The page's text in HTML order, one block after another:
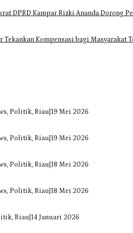
DPRD Kampar Rizki Ananda Dorong
Tekankan Kompensasi bagi Masyarakat
Politik, Riau 19 Mei 2026
Politik, Riau 19 Mei 2026
Politik, Riau 18 Mei 2026
Politik, Riau 18 Mei 2026
Riau 14 Januari 2026